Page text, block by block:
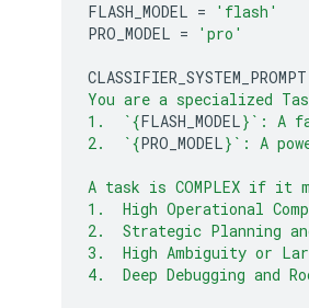
FLASH_MODEL =
'flash'
PRO_MODEL = 'pro'
CLASSIFIER_SYSTEM_PROMPT
You are a specialized
1.  `{FLASH_MODEL} `: A
2.  `{PRO_MODEL} `: A
A task is COMPLEX if it
1.  High Operational
2.  Strategic Planning
3.  High Ambiguity or
4.  Deep Debugging and